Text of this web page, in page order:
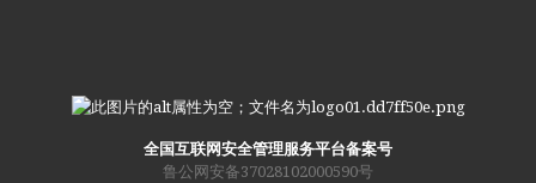
全国互联网安全管理服务平台备案号
鲁公网安备37028102000590号